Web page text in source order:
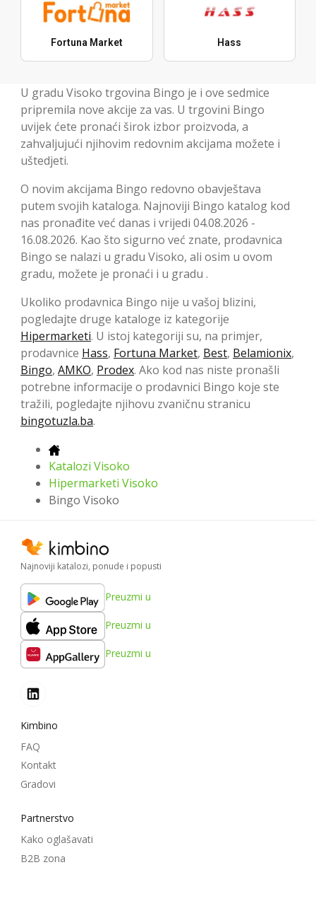
Fortuna Market Hass
U gradu Visoko trgovina Bingo je i ove sedmice
pripremila nove akcije za vas. U trgovini Bingo
uvijek ćete pronaći širok izbor proizvoda, a
zahvaljujući njihovim redovnim akcijama možete i
uštedjeti.
O novim akcijama Bingo redovno obavještava
putem svojih kataloga. Najnoviji Bingo katalog kod
nas pronađite već danas i vrijedi 04.08.2026 -
16.08.2026. Kao što sigurno već znate, prodavnica
Bingo se nalazi u gradu Visoko, ali osim u ovom
gradu, možete je pronaći i u gradu .
Ukoliko prodavnica Bingo nije u vašoj blizini,
pogledajte druge kataloge iz kategorije
Hipermarketi. U istoj kategoriji su, na primjer,
prodavnice Hass, Fortuna Market, Best, Belamionix,
Bingo, AMKO, Prodex. Ako kod nas niste pronašli
potrebne informacije o prodavnici Bingo koje ste
tražili, pogledajte njihovu zvaničnu stranicu
bingotuzla.ba.
Katalozi Visoko
Hipermarketi Visoko
Bingo Visoko
Najnoviji katalozi, ponude i popusti
Preuzmi u
Preuzmi u
Preuzmi u
Kimbino
FAQ
Kontakt
Gradovi
Partnerstvo
Kako oglašavati
B2B zona